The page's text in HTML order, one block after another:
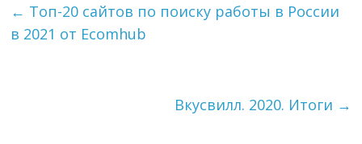
r
a
l
a
в
и
← Топ-20 сайтов по поиску работы в России
в 2021 от Ecomhub
Вкусвилл. 2020. Итоги →